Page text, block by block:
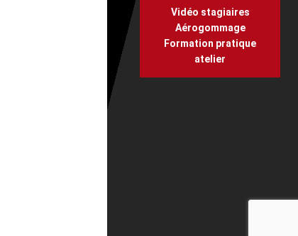
Vidéo stagiaires
Aérogommage
Formation pratique
atelier